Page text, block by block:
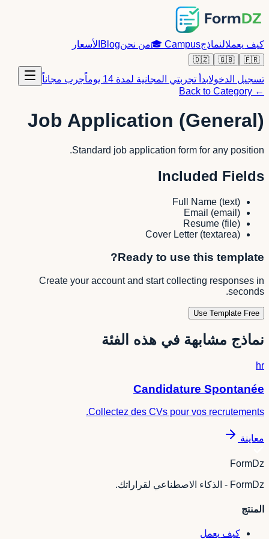
كيف يعملالنماذجCampus
🎓من نحنBlog الأسعار
🇫🇷
🇬🇧
🇩🇿
تسجيل الدخولابدأ تجربتي المجانية لمدة 14 يوماً
جرب مجاناً
← Back to Category
Job Application (General)
Standard job application form for any position.
Included Fields
Full Name (text)
Email (email )
Resume (file)
Cover Letter (textarea)
Ready to use this template?
Create your account and start collecting responses in
seconds.
Use Template Free
نماذج مشابهة في هذه الفئة
hr
Candidature Spontanée
Collectez des CVs pour vos recrutements.
معاينة
FormDz
FormDz - الذكاء الاصطناعي لقراراتك.
المنتج
كيف يعمل